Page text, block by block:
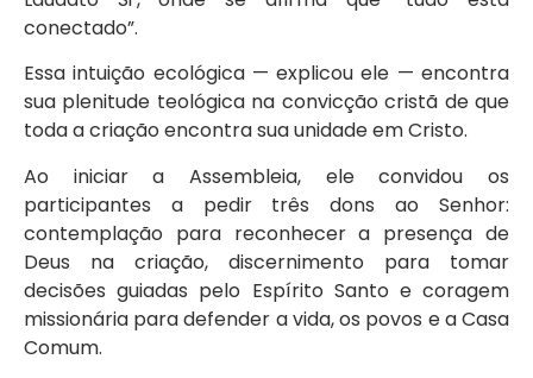
conectado”.
Essa intuição ecológica — explicou ele — encontra
sua plenitude teológica na convicção cristã de que
toda a criação encontra sua unidade em Cristo.
Ao iniciar a Assembleia, ele convidou os
participantes a pedir três dons ao Senhor:
contemplação para reconhecer a presença de
Deus na criação, discernimento para tomar
decisões guiadas pelo Espírito Santo e coragem
missionária para defender a vida, os povos e a Casa
Comum.